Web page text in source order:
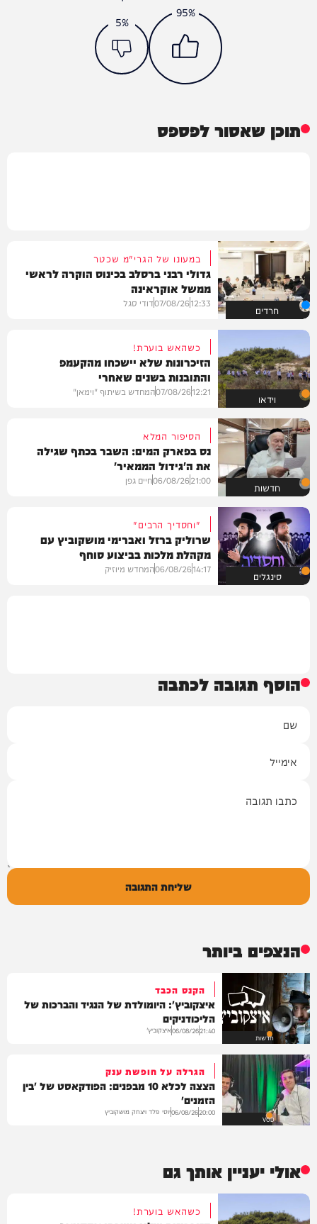
95%
5%
תוכן שאסור לפספס
חרדים
במעונו של הגרי"מ שכטר
גדולי רבני ברסלב בכינוס הוקרה לראשי
ממשל אוקראינה
12:33
07/08/26דודי סגל
וידאו
כשהאש בוערת!
הזיכרונות שלא יישכחו מהקעמפ
והתובנות בשנים שאחרי
12:21
07/08/26המחדש בשיתוף "וימאן"
חדשות
הסיפור המלא
נס בפארק המים: השבר בכתף שגילה
את ה'גידול הממאיר'
21:00
06/08/26חיים גפן
סינגלים
"וחסדיך הרבים"
שרוליק ברזל ואברימי מושקוביץ עם
מקהלת מלכות בביצוע סוחף
14:17
06/08/26המחדש מיוזיק
הוסף תגובה לכתבה
שליחת התגובה
הנצפים ביותר
חדשות
הקנס הכבד
איצקוביץ': היומולדת של הנגיד והברכות של
הליכודניקים
21:40
06/08/26איצקוביץ'
VOD
הגרלה על חופשת ענק
הצצה לכלא 10 מבפנים: הפודקאסט של 'בין
הזמנים'
20:00
06/08/26יוסי פלד ויצחק מושקוביץ
אולי יעניין אותך גם
כשהאש בוערת!